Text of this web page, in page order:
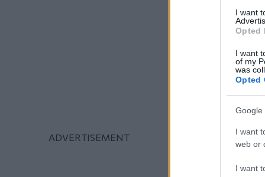
I want
Opted
I want
of my
was
Opted
Google
I want
web or
I want